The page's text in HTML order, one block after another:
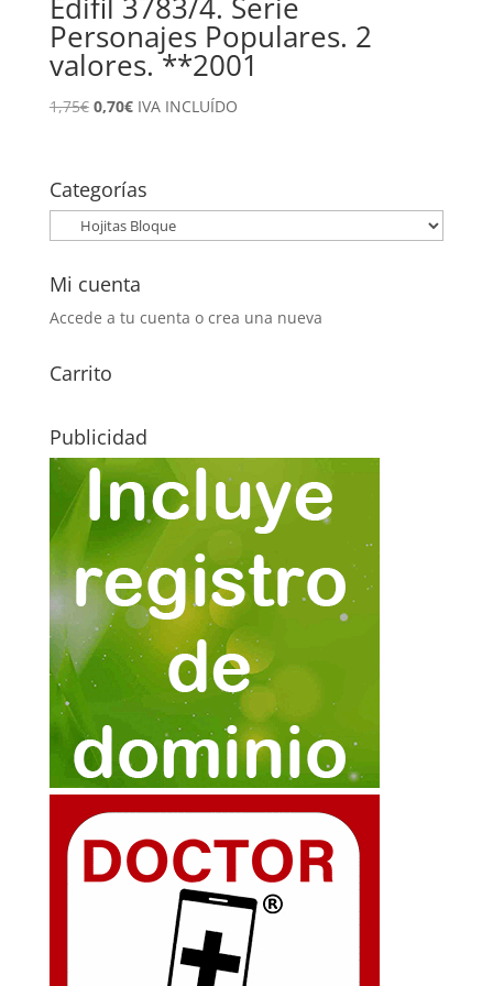
Personajes Populares. 2
valores. **2001
1,75€ El
era:
1,75€.
0,70€El
es:
0,70€.
IVA INCLUÍDO
Categorías
Mi cuenta
Accede a tu cuenta o crea una nueva
Carrito
Publicidad